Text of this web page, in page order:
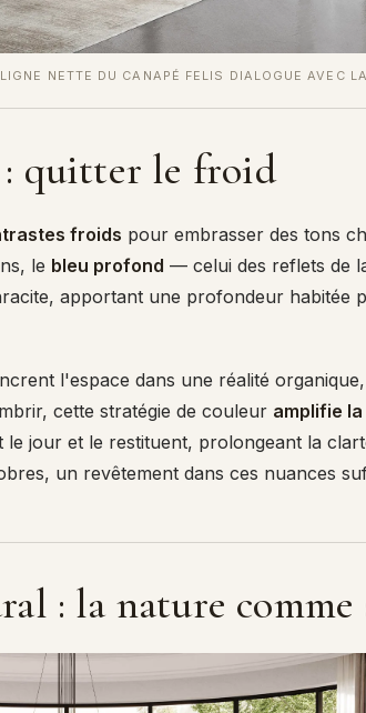
NETTE DU CANAPÉ FELIS DIALOGUE AVEC
: quitter le froid
froids pour embrasser des tons
le bleu profond — celui des reflets de
apportant une profondeur habitée
l'espace dans une réalité organique,
cette stratégie de couleur amplifie
le jour et le restituent, prolongeant la
un revêtement dans ces nuances
: la nature